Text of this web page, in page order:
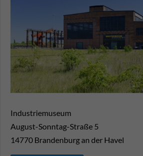
Industriemuseum
August-Sonntag-Straße 5
14770 Brandenburg an der Havel